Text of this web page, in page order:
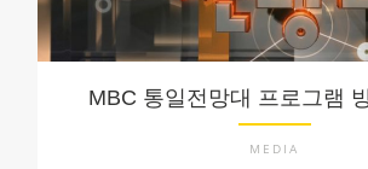
MBC 통일전망대 프로그램
MEDIA